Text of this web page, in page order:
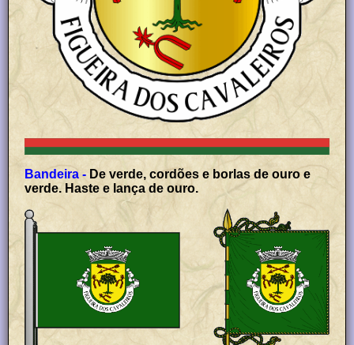
Bandeira - De verde, cordões e borlas de ouro e
verde. Haste e lança de ouro.